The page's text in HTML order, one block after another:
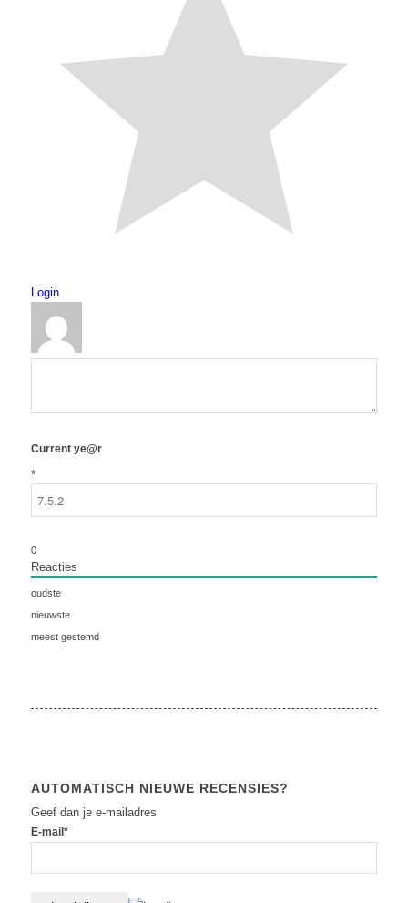
Login
Current ye@r
*
0
Reacties
oudste
nieuwste
meest gestemd
AUTOMATISCH NIEUWE RECENSIES?
Geef dan je e-mailadres
E-mail*